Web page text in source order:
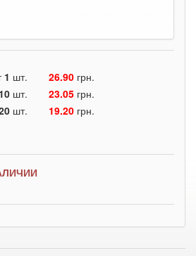
1 шт. 26.90 грн.
10 шт. 23.05 грн.
шт. 19.20 грн.